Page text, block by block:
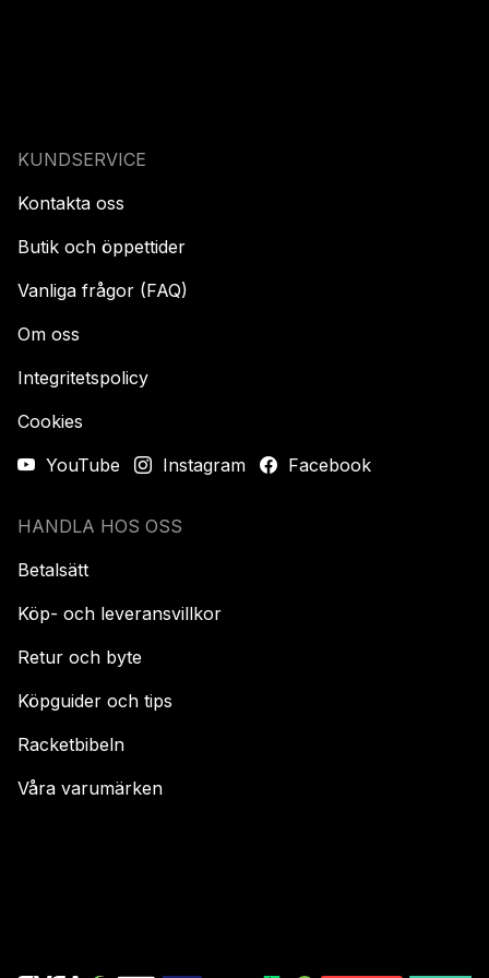
KUNDSERVICE
Kontakta oss
Butik och öppettider
Vanliga frågor (FAQ)
Om oss
Integritetspolicy
Cookies
YouTube
Instagram Facebook
HANDLA HOS OSS
Betalsätt
Köp- och leveransvillkor
Retur och byte
Köpguider och tips
Racketbibeln
Våra varumärken